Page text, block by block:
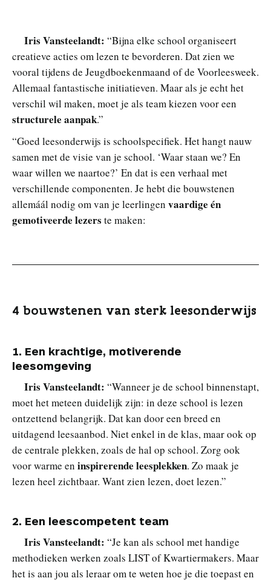
Iris Vansteelandt: “Bijna elke school organiseert
creatieve acties om lezen te bevorderen. Dat zien we
vooral tijdens de Jeugdboekenmaand of de Voorleesweek.
Allemaal fantastische initiatieven. Maar als je echt het
verschil wil maken, moet je als team kiezen voor een
structurele aanpak.”
“Goed leesonderwijs is schoolspecifiek. Het hangt nauw
samen met de visie van je school. ‘Waar staan we? En
waar willen we naartoe?’ En dat is een verhaal met
verschillende componenten. Je hebt die bouwstenen
allemáál nodig om van je leerlingen vaardige én
gemotiveerde lezers te maken:
4 bouwstenen van sterk leesonderwijs
1. Een krachtige, motiverende
leesomgeving
Iris Vansteelandt: “Wanneer je de school binnenstapt,
moet het meteen duidelijk zijn: in deze school is lezen
ontzettend belangrijk. Dat kan door een breed en
uitdagend leesaanbod. Niet enkel in de klas, maar ook op
de centrale plekken, zoals de hal op school. Zorg ook
voor warme en inspirerende leesplekken. Zo maak je
lezen heel zichtbaar. Want zien lezen, doet lezen.”
2. Een leescompetent team
Iris Vansteelandt: “Je kan als school met handige
methodieken werken zoals LIST of Kwartiermakers. Maar
het is aan jou als leraar om te weten hoe je die toepast en